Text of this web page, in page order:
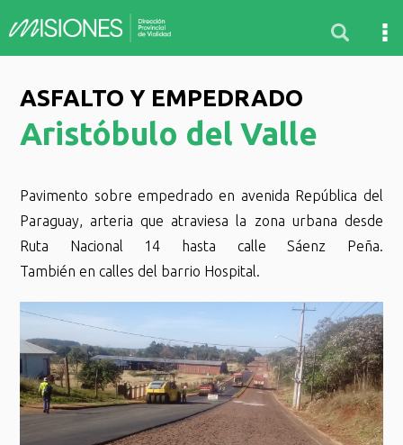
ASFALTO Y EMPEDRADO
Aristóbulo del Valle
Pavimento sobre empedrado en avenida República del
Paraguay, arteria que atraviesa la zona urbana desde
Ruta Nacional 14 hasta calle Sáenz Peña.
También en calles del barrio Hospital.